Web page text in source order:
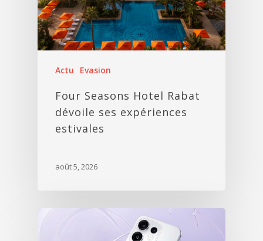
Actu Evasion
Four Seasons Hotel Rabat
dévoile ses expériences
estivales
août 5, 2026